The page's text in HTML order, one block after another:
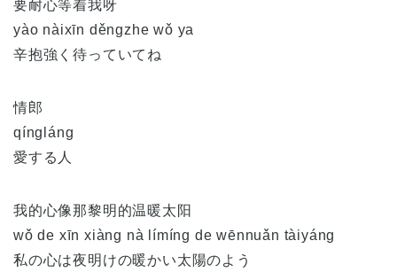
要耐心等着我呀
yào nàixīn děngzhe wǒ ya
辛抱強く待っていてね
情郎
qíngláng
愛する人
我的心像那黎明的温暖太阳
wǒ de xīn xiàng nà límíng de wēnnuǎn tàiyáng
私の心は夜明けの暖かい太陽のよう